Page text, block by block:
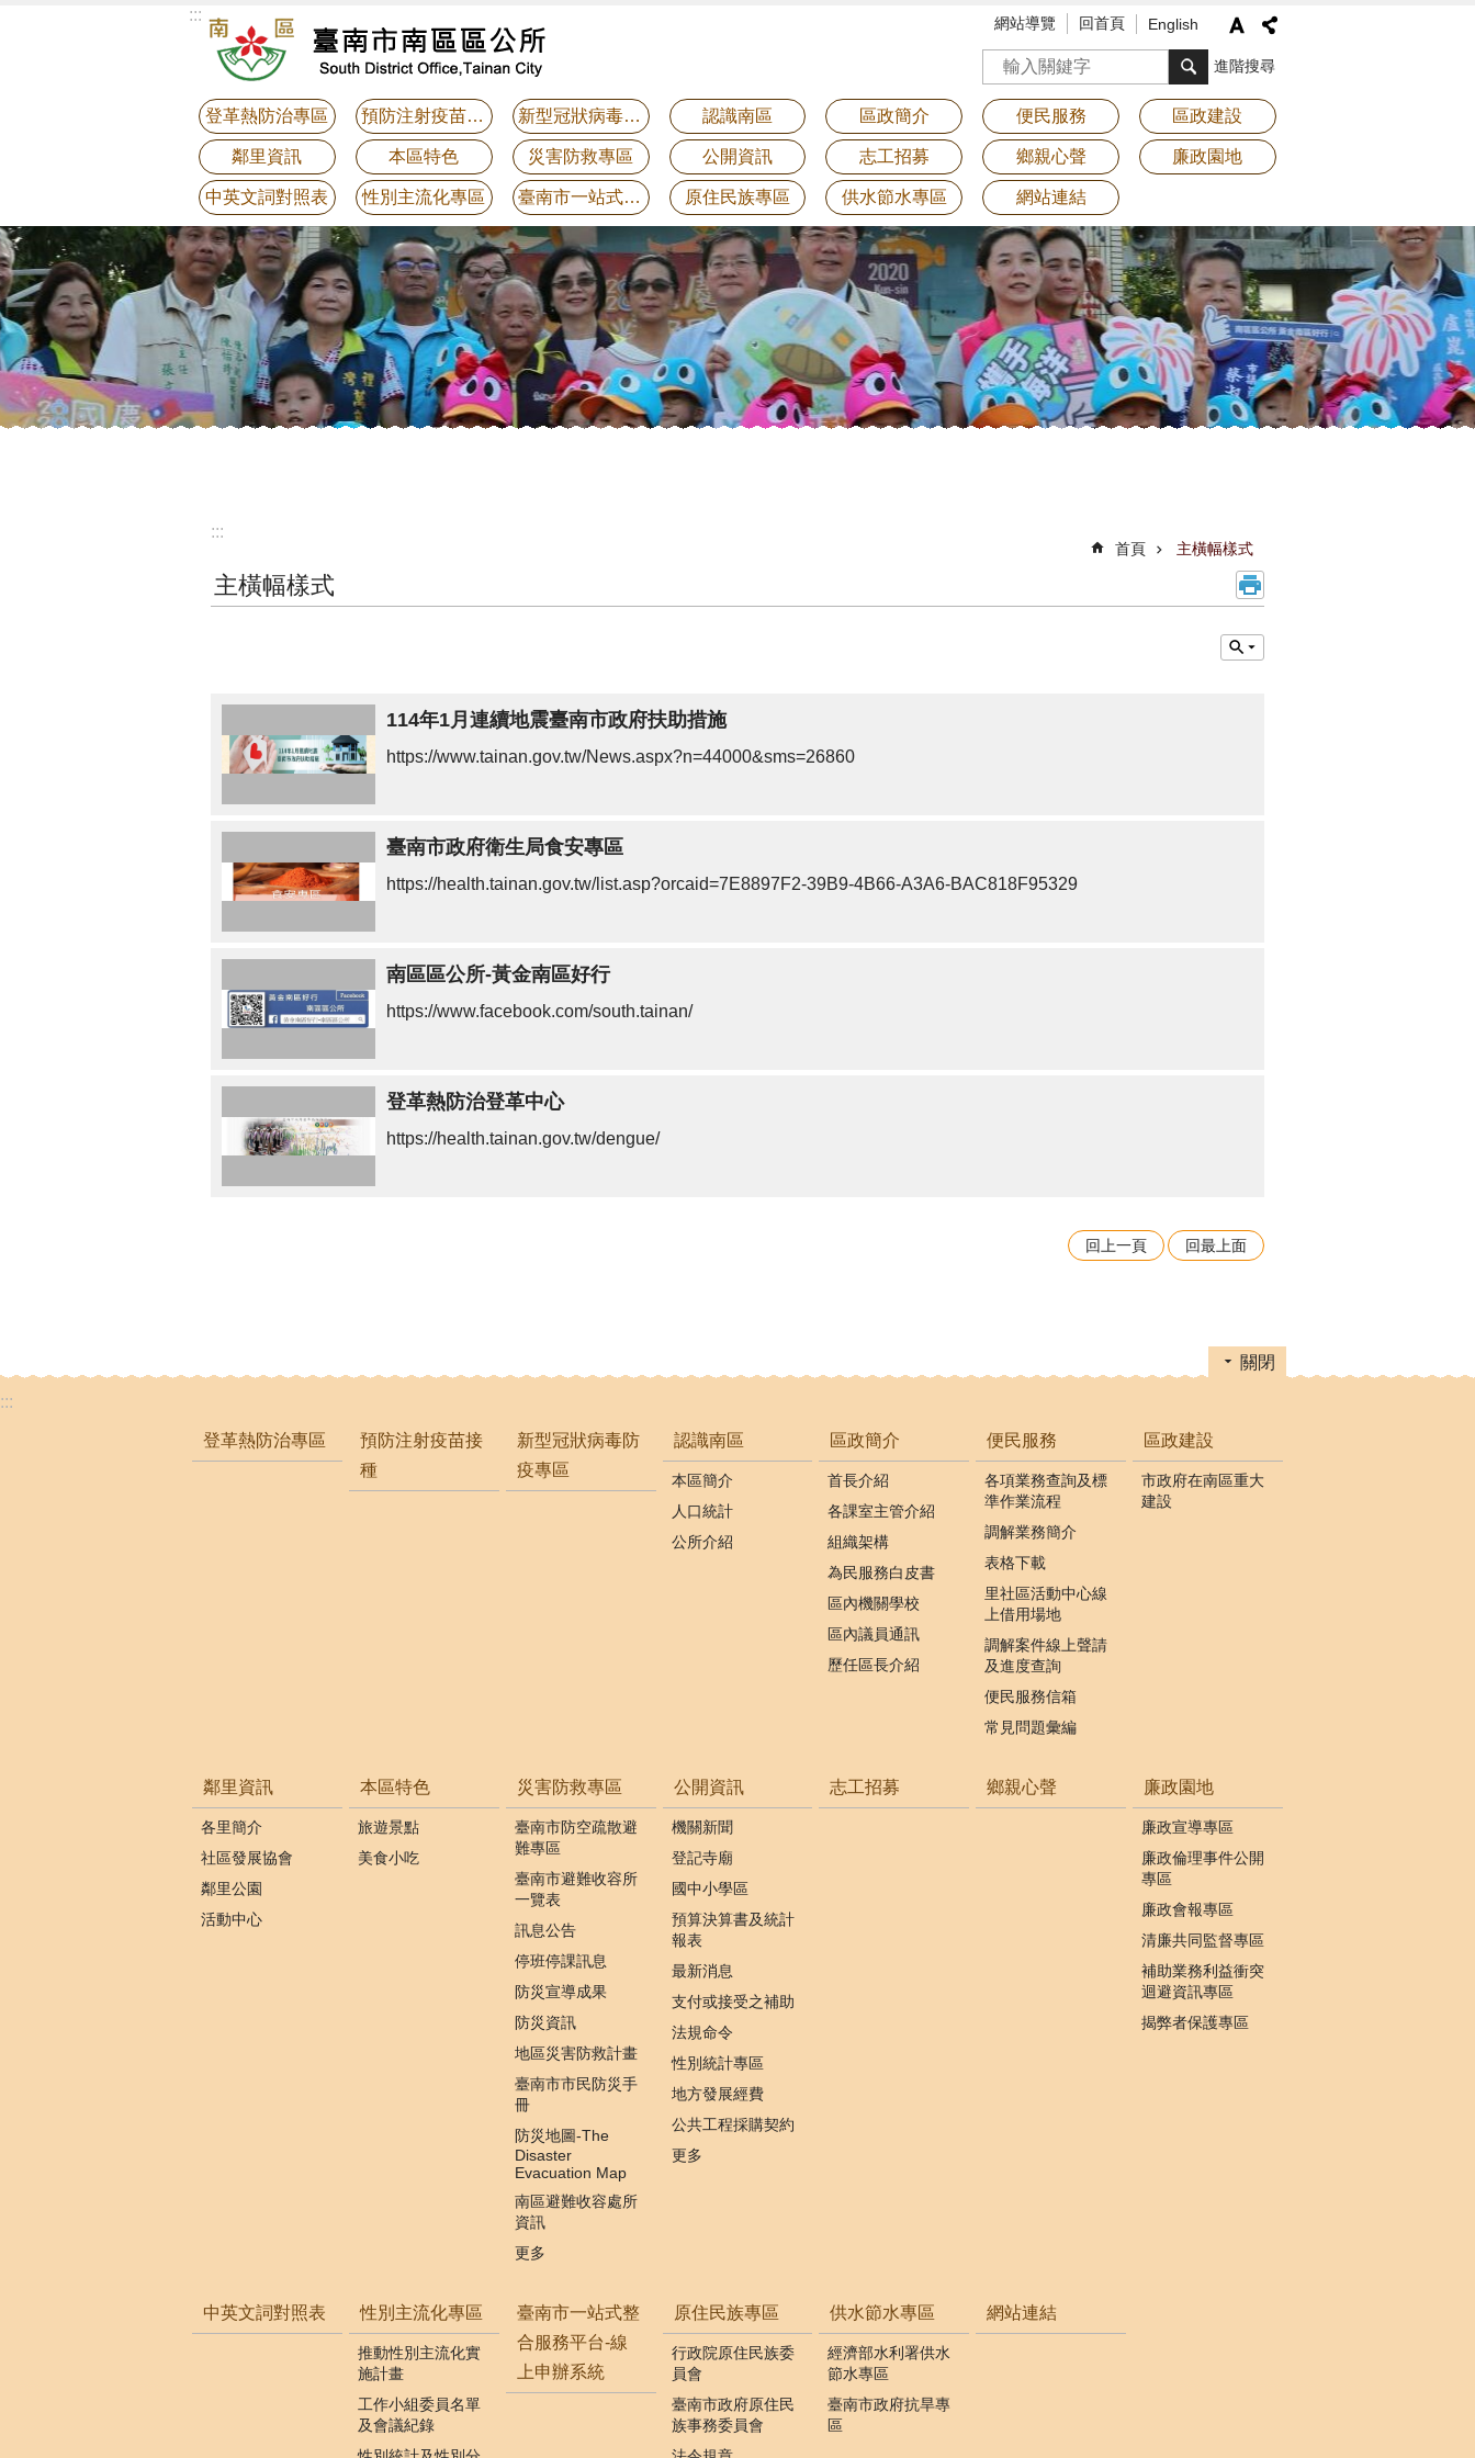
::: 網站導覽 回首頁 English
搜尋 進階搜尋
登革熱防治專區 預防注射疫苗接種 新型冠狀病毒防疫專區 認識南區 區政簡介 便民服務 區政建設
鄰里資訊 本區特色 災害防救專區 公開資訊 志工招募 鄉親心聲 廉政園地
中英文詞對照表 性別主流化專區 臺南市一站式整合服務平台-線上申辦系統 原住民族專區 供水節水專區 網站連結
:::
首頁 主橫幅樣式
主橫幅樣式
114年1月連續地震臺南市政府扶助措施
https://www.tainan.gov.tw/News.aspx?n=44000&sms=26860
臺南市政府衛生局食安專區
https://health.tainan.gov.tw/list.asp?orcaid=7E8897F2-39B9-4B66-A3A6-BAC818F95329
南區區公所-黃金南區好行
https://www.facebook.com/south.tainan/
登革熱防治登革中心
https://health.tainan.gov.tw/dengue/
回上一頁 回最上面
關閉
:::
登革熱防治專區
預防注射疫苗接
種
新型冠狀病毒防
疫專區
認識南區
本區簡介
人口統計
公所介紹
區政簡介
首長介紹
各課室主管介紹
組織架構
為民服務白皮書
區內機關學校
區內議員通訊
歷任區長介紹
便民服務
各項業務查詢及標
準作業流程
調解業務簡介
表格下載
里社區活動中心線
上借用場地
調解案件線上聲請
及進度查詢
便民服務信箱
常見問題彙編
區政建設
市政府在南區重大
建設
鄰里資訊
各里簡介
社區發展協會
鄰里公園
活動中心
本區特色
旅遊景點
美食小吃
災害防救專區
臺南市防空疏散避
難專區
臺南市避難收容所
一覽表
訊息公告
停班停課訊息
防災宣導成果
防災資訊
地區災害防救計畫
臺南市市民防災手
冊
防災地圖-The
Disaster
Evacuation Map
南區避難收容處所
資訊
更多
公開資訊
機關新聞
登記寺廟
國中小學區
預算決算書及統計
報表
最新消息
支付或接受之補助
法規命令
性別統計專區
地方發展經費
公共工程採購契約
更多
志工招募 鄉親心聲 廉政園地
廉政宣導專區
廉政倫理事件公開
專區
廉政會報專區
清廉共同監督專區
補助業務利益衝突
迴避資訊專區
揭弊者保護專區
中英文詞對照表 性別主流化專區
推動性別主流化實
施計畫
工作小組委員名單
及會議紀錄
臺南市一站式整
合服務平台-線
上申辦系統
原住民族專區
行政院原住民族委
員會
臺南市政府原住民
族事務委員會
供水節水專區
經濟部水利署供水
節水專區
臺南市政府抗旱專
區
網站連結